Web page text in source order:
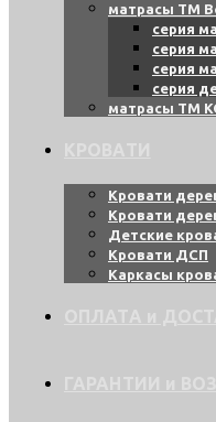
матрасы ТМ
серия
серия
серия
серия
матрасы ТМ
Кровати
Кровати
Детские
Кровати ДСП
Каркасы